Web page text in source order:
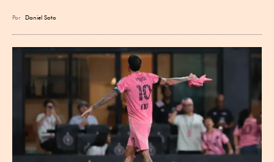
Por Daniel Soto